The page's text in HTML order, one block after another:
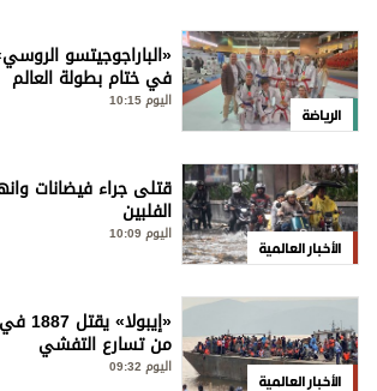
الرياضة
في ختام بطولة العالم
اليوم 10:15
الأخبار العالمية
قتلى جراء فيضانات
الفلبين
اليوم 10:09
الأخبار العالمية
من تسارع التفشي
اليوم 09:32